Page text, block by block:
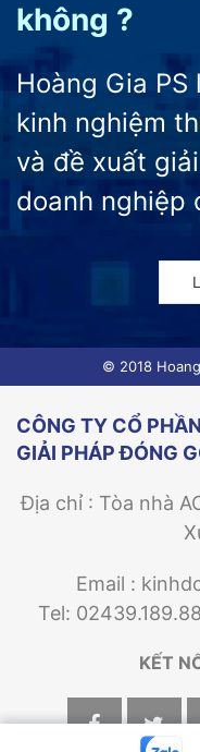
không ?
Hoàng Gia
kinh nghiệm
và đề xuất
doanh nghiệp
© 2018
CÔNG TY CỔ PHẦN
GIẢI PHÁP ĐÓNG
Địa chỉ : Tòa nhà
Email :
Tel:
KẾT